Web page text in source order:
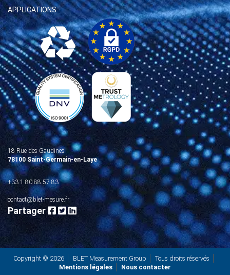
APPLICATIONS
18 Rue des Gaudines
78100 Saint-Germain-en-Laye
+33 1 80 88 57 83
contact@blet-mesure.fr
Partager
Copyright © 2026 BLET Measurement Group
Tous droits réservés
Mentions légales
Nous contacter